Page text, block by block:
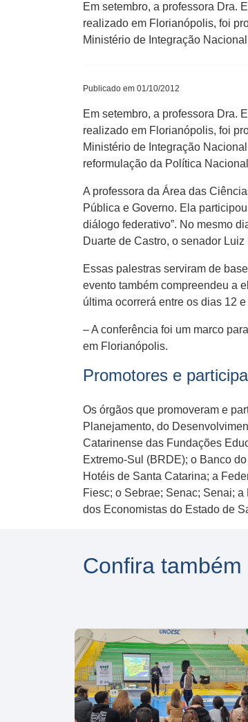
Em setembro, a professora Dra.
realizado em Florianópolis, foi
Ministério de Integração
Publicado em 01/10/2012
Em setembro, a professora Dra.
realizado em Florianópolis, foi
Ministério de Integração
reformulação da Política
A professora da Área das
Pública e Governo. Ela
diálogo federativo”. No mesmo
Duarte de Castro, o senador
Essas palestras serviram de
evento também compreendeu a
última ocorrerá entre os dias 12
– A conferência foi um marco
em Florianópolis.
Promotores e
Os órgãos que promoveram e
Planejamento, do
Catarinense das Fundações
Extremo-Sul (BRDE); o Banco
Hotéis de Santa Catarina; a
Fiesc; o Sebrae; Senac; Senai;
dos Economistas do Estado de
Confira também